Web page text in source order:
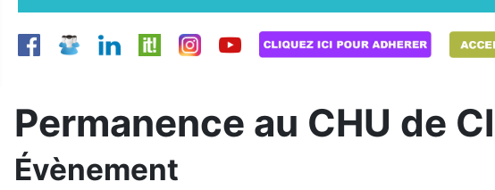
Permanence au CHU de
Évènement